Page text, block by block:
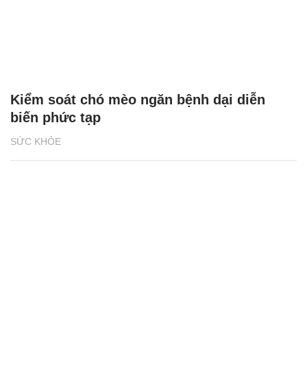
SỨC KHỎE
Kiểm soát chó mèo ngăn bệnh dại diễn
biến phức tạp